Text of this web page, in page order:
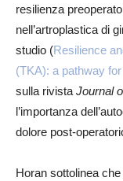
resilienza
nell’artroplastica di
studio (Resilience
(TKA): a pathway
sulla rivista Journal
l’importanza
dolore post-
Horan sottolinea